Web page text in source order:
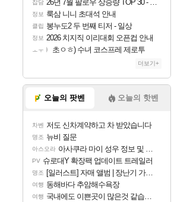
잡담 26년 7월 팔로우 상승량 TOP 30 - 월간 치지직
정보 룩삼 니니 초대석 안내
클립 봉누도2 두 번째 티저 - 일상
정보 2026 치지직 이리대회 오픈컵 안내
ㅗㅜㅑ 초ㅇㅎ) 수녀 코스프레 제로투
더보기+
오늘의 팟벤 오늘의 핫벤
차벤 저도 신차계약하고 차 받았습니다
명조 뉴비 질문
아스오라 아사쿠라 마이 성우 정보 및 주요 필모
PV 슈로대Y 확장팩 업데이트 트레일러
명조 [일러스트] 자매 앨범 | 장난기 가득한 오후의 공원 (리메이크판)
여행 동해바다 추암해수욕장
여행 국내에도 이쁜곳이 많은것 같습니다